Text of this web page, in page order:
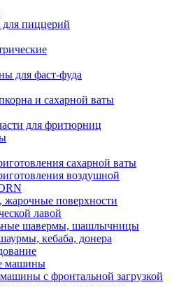
пиццерий
для фаст-фуда
и сахарной ваты
для фритюрниц
сахарной ваты
воздушной
жарочные поверхности
лавой
шавермы, шашлычницы
кебаба, донера
машины
с фронтальной загрузкой